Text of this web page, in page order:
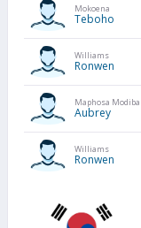
Mokoena
Teboho
Williams
Ronwen
Maphosa Modiba
Aubrey
Williams
Ronwen